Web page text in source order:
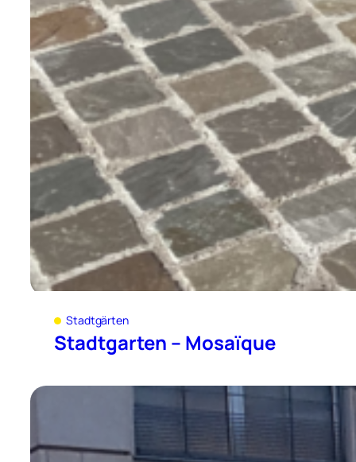
Stadtgärten
Stadtgarten – Mosaïque